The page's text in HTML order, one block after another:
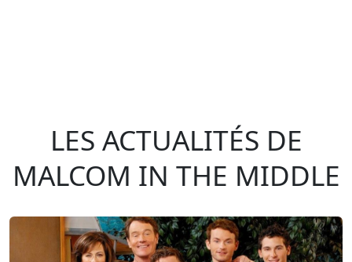
LES ACTUALITÉS DE
MALCOM IN THE MIDDLE